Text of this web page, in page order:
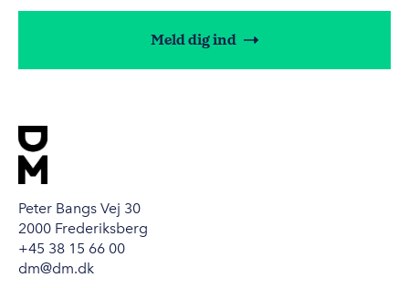
Meld dig ind
Peter Bangs Vej 30
2000 Frederiksberg
+45 38 15 66 00
dm@dm.dk